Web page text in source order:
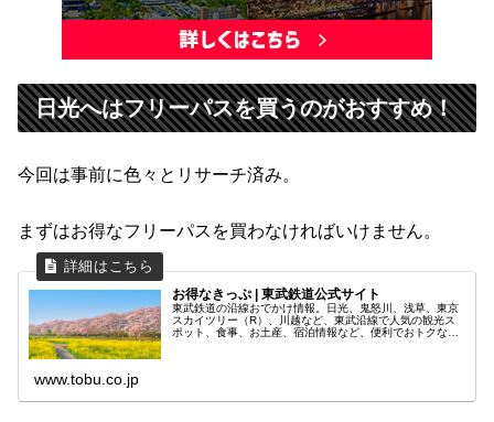
日光へはフリーパスを買うのがおすすめ！
今回は事前に色々とリサーチ済み。
まずはお得なフリーパスを買わなければいけません。
お得なきっぷ | 東武鉄道公式サイト
東武鉄道の沿線おでかけ情報。日光、鬼怒川、浅草、東京
スカイツリー（R）、川越など、東武沿線で人気の観光ス
ポット、食事、お土産、宿泊情報など、便利でおトクな情
www.tobu.co.jp